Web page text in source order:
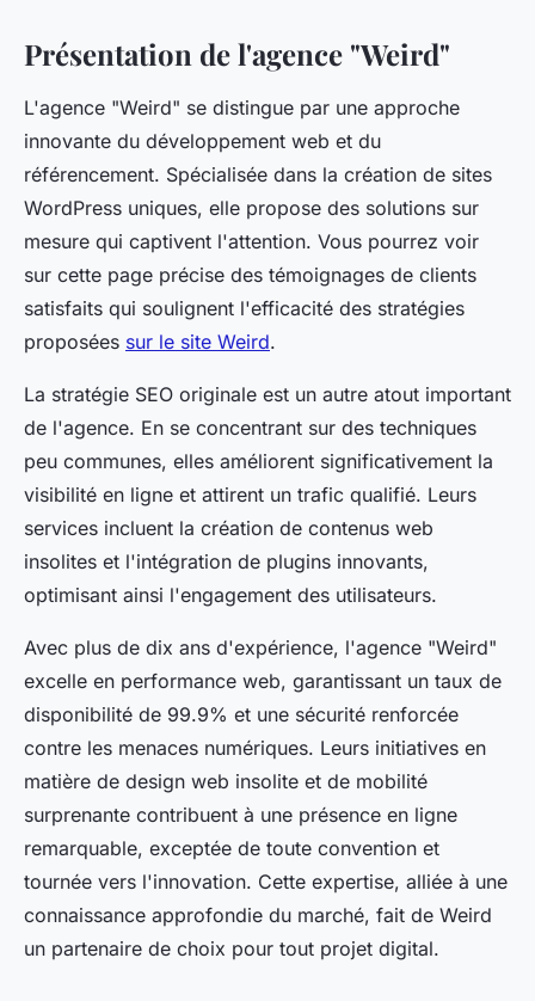
Présentation de l'agence "Weird"
L'agence "Weird" se distingue par une approche
innovante du développement web et du
référencement. Spécialisée dans la création de sites
WordPress uniques, elle propose des solutions sur
mesure qui captivent l'attention. Vous pourrez voir
sur cette page précise des témoignages de clients
satisfaits qui soulignent l'efficacité des stratégies
proposées sur le site Weird.
La stratégie SEO originale est un autre atout important
de l'agence. En se concentrant sur des techniques
peu communes, elles améliorent significativement la
visibilité en ligne et attirent un trafic qualifié. Leurs
services incluent la création de contenus web
insolites et l'intégration de plugins innovants,
optimisant ainsi l'engagement des utilisateurs.
Avec plus de dix ans d'expérience, l'agence "Weird"
excelle en performance web, garantissant un taux de
disponibilité de 99.9% et une sécurité renforcée
contre les menaces numériques. Leurs initiatives en
matière de design web insolite et de mobilité
surprenante contribuent à une présence en ligne
remarquable, exceptée de toute convention et
tournée vers l'innovation. Cette expertise, alliée à une
connaissance approfondie du marché, fait de Weird
un partenaire de choix pour tout projet digital.